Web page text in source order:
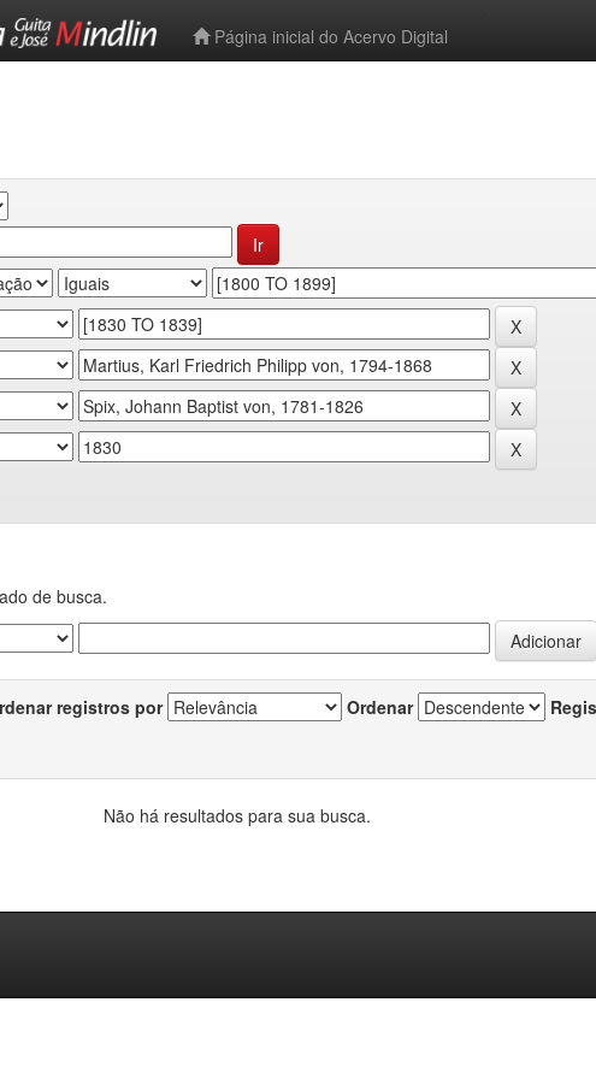
Página inicial do Acervo Digital
de busca.
registros por Ordenar
Não há resultados para sua busca.